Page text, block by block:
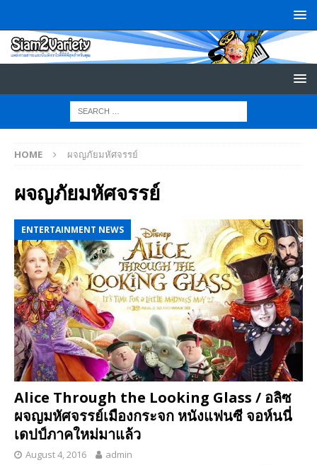
HOME ผจญภัยมหัศจรรย์
ผจญภัยมหัศจรรย์
ENTERTAINMENT NEWS
Alice Through the Looking Glass / อลิซ
ผจญมหัศจรรย์เมืองกระจก หนังแฟนซี จอห์นนี่
เดปป์ภาคใหม่มาแล้ว
August 4, 2016 admin